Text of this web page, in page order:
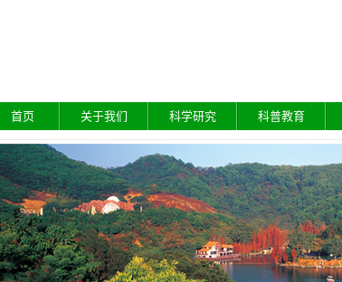
首页 关于我们 科学研究 科普教育